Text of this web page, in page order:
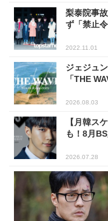
梨泰院事
ず「禁止
2022.11.01
ジェジュ
「THE
2026.08.03
【月韓ス
も！8月
2026.07.28